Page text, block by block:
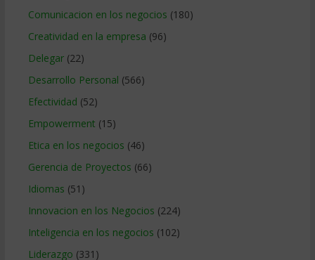
Comunicacion en los negocios (180)
Creatividad en la empresa (96)
Delegar(22)
Desarrollo Personal (566)
Efectividad (52)
Empowerment (15)
Etica en los negocios (46)
Gerencia de Proyectos (66)
Idiomas (51)
Innovacion en los Negocios (224)
Inteligencia en los negocios (102)
Liderazgo (331)